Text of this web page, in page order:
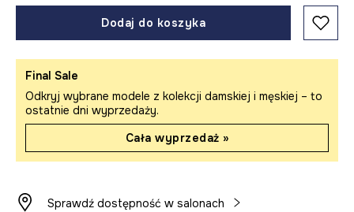
Dodaj do koszyka
Final Sale
Odkryj wybrane modele z kolekcji damskiej i męskiej – to
ostatnie dni wyprzedaży.
Cała wyprzedaż »
Sprawdź dostępność w salonach